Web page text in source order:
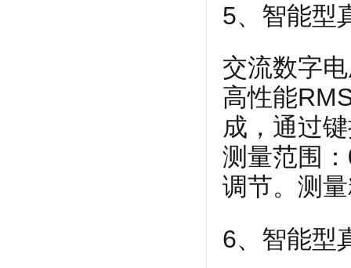
5、智能型
交流数字
高性能
成，通过
测量范围
调节。测
6、智能型